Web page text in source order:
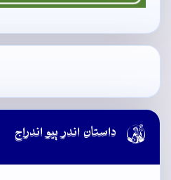
 داستان اندر ٻيو اندراج